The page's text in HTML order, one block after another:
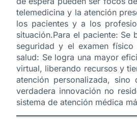
telemedicina y la atención
los pacientes y a los
situación.Para el paciente:
seguridad y el examen
salud: Se logra una mayor
virtual, liberando recursos y
atención personalizada,
verdadera innovación no
sistema de atención médica